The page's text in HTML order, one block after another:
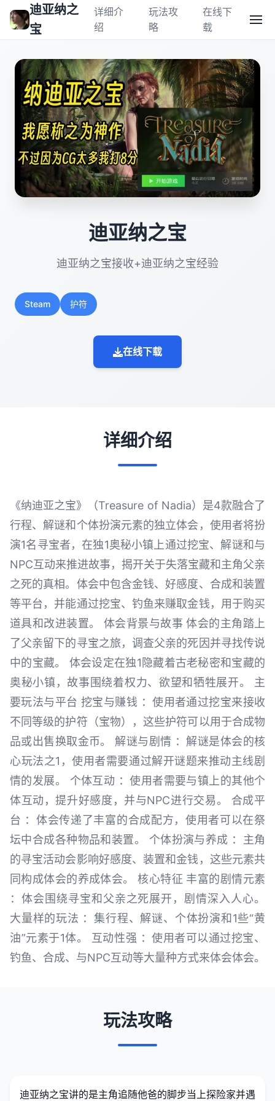
迪亚纳之
宝
详细介
绍
玩法攻
略
在线下
载
迪亚纳之宝
迪亚纳之宝接收+迪亚纳之宝经验
Steam 护符
在线下载
详细介绍
《纳迪亚之宝》（Treasure of Nadia）是4款融合了
行程、解谜和个体扮演元素的独立体会，使用者将扮
演1名寻宝者，在独1奥秘小镇上通过挖宝、解谜和与
NPC互动来推进故事，揭开关于失落宝藏和主角父亲
之死的真相。体会中包含金钱、好感度、合成和装置
等平台，并能通过挖宝、钓鱼来赚取金钱，用于购买
道具和改进装置。 体会背景与故事 体会的主角踏上
了父亲留下的寻宝之旅，调查父亲的死因并寻找传说
中的宝藏。 体会设定在独1隐藏着古老秘密和宝藏的
奥秘小镇，故事围绕着权力、欲望和牺牲展开。 主
要玩法与平台 挖宝与赚钱 ：使用者通过挖宝来接收
不同等级的护符（宝物），这些护符可以用于合成物
品或出售换取金币。 解谜与剧情 ：解谜是体会的核
心玩法之1，使用者需要通过解开谜题来推动主线剧
情的发展。 个体互动 ：使用者需要与镇上的其他个
体互动，提升好感度，并与NPC进行交易。 合成平
台 ：体会传递了丰富的合成配方，使用者可以在祭
坛中合成各种物品和装置。 个体扮演与养成 ：主角
的寻宝活动会影响好感度、装置和金钱，这些元素共
同构成体会的养成体会。 核心特征 丰富的剧情元素
：体会围绕寻宝和父亲之死展开，剧情深入人心。
大量样的玩法 ：集行程、解谜、个体扮演和1些“黄
油”元素于1体。 互动性强 ：使用者可以通过挖宝、
钓鱼、合成、与NPC互动等大量种方式来体会体会。
玩法攻略
迪亚纳之宝讲的是主角追随他爸的脚步当上探险家并遇